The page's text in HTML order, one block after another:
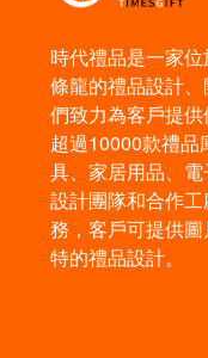
時代禮品是一家
條龍的禮品設計
們致力為客戶提
超過10000款禮品
具、家居用品、
設計團隊和合作
務，客戶可提供
特的禮品設計。